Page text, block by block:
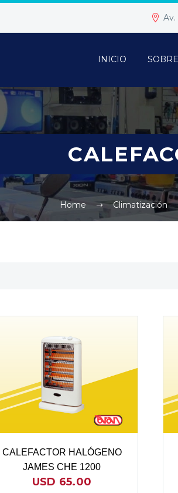
INICIO
Home Climatización
CALEFACTOR HALÓGENO
JAMES CHE 1200
USD 65.00